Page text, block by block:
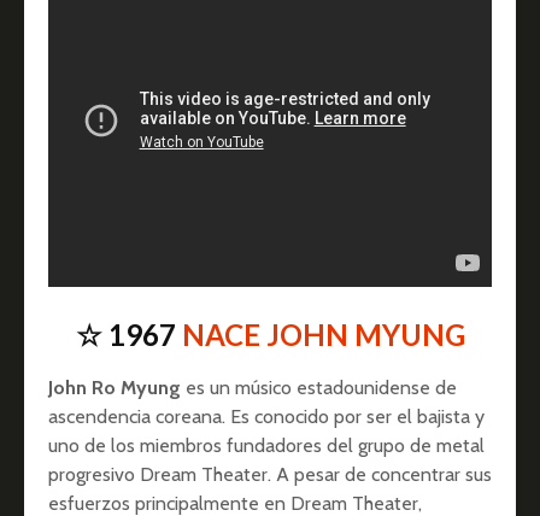
☆ 1967 NACE JOHN MYUNG
John Ro Myung es un músico estadounidense de
ascendencia coreana. Es conocido por ser el bajista y
uno de los miembros fundadores del grupo de metal
progresivo Dream Theater. A pesar de concentrar sus
esfuerzos principalmente en Dream Theater,